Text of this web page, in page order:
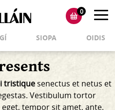
0
SIOPA OIDIS
tristiquesenectus et netus et
Vestibulum tortor
tempor sit amet, ante.